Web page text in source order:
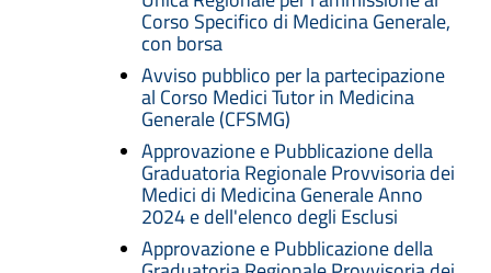
Corso Specifico di Medicina Generale,
con borsa
Avviso pubblico per la partecipazione
al Corso Medici Tutor in Medicina
Generale (CFSMG)
Approvazione e Pubblicazione della
Graduatoria Regionale Provvisoria dei
Medici di Medicina Generale Anno
2024 e dell'elenco degli Esclusi
Approvazione e Pubblicazione della